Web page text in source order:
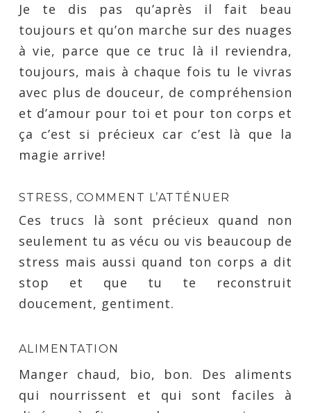
Je te dis pas qu’après il fait beau
toujours et qu’on marche sur des nuages
à vie, parce que ce truc là il reviendra,
toujours, mais à chaque fois tu le vivras
avec plus de douceur, de compréhension
et d’amour pour toi et pour ton corps et
ça c’est si précieux car c’est là que la
magie arrive!
STRESS, COMMENT L’ATTÉNUER
Ces trucs là sont précieux quand non
seulement tu as vécu ou vis beaucoup de
stress mais aussi quand ton corps a dit
stop et que tu te reconstruit
doucement, gentiment.
ALIMENTATION
Manger chaud, bio, bon. Des aliments
qui nourrissent et qui sont faciles à